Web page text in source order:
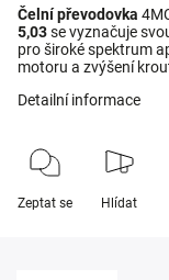
Čelní převodovka
5,03se vyznačuje
pro široké spektrum
motoru a zvýšení
Detailní informace
Zeptat se Hlídat